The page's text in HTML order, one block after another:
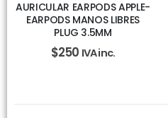
AURICULAR EARPODS APPLE-
EARPODS MANOS LIBRES
PLUG 3.5MM
$250 IVA inc.